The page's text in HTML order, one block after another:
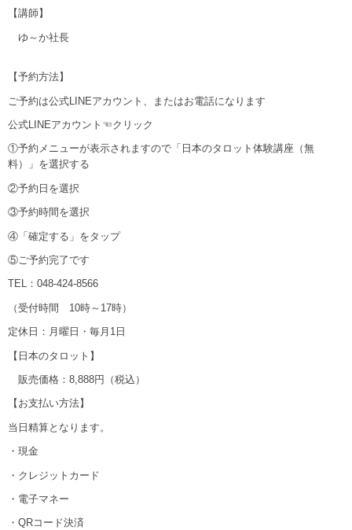
【講師】
ゆ～か社長
【予約方法】
ご予約は公式LINEアカウント、またはお電話になります
公式LINEアカウント☜クリック
①予約メニューが表示されますので「日本のタロット体験講座（無
料）」を選択する
②予約日を選択
③予約時間を選択
④「確定する」をタップ
⑤ご予約完了です
TEL：048-424-8566
（受付時間 10時～17時）
定休日：月曜日・毎月1日
【日本のタロット】
販売価格：8,888円（税込）
【お支払い方法】
当日精算となります。
・現金
・クレジットカード
・電子マネー
・QRコード決済